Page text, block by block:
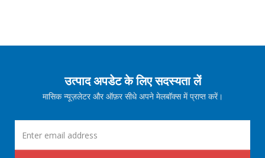
उत्पाद अपडेट के लिए सदस्यता लें
मासिक न्यूज़लेटर और ऑफ़र सीधे अपने मेलबॉक्स में प्राप्त करें।